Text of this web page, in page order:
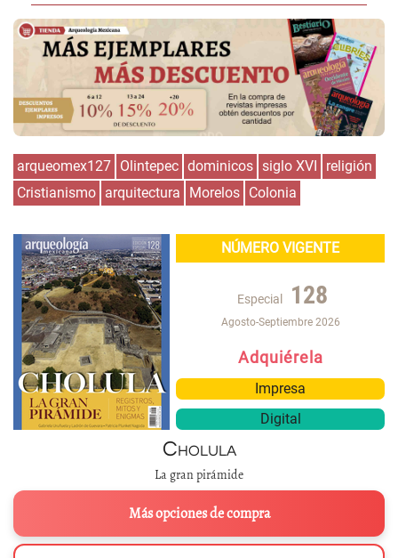
arqueomex127 Olintepec dominicos siglo XVI
religión
Cristianismo arquitectura Morelos Colonia
NÚMERO VIGENTE
Especial 128
Agosto-Septiembre 2026
Adquiérela
Impresa
Digital
Cholula
La gran pirámide
Más opciones de compra